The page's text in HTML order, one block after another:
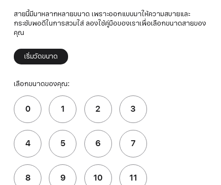
สายนี้มีมาหลากหลายขนาด เพราะออกแบบมาให้ความสบายและ
กระชับพอดีในการสวมใส่ ลองใช้คู่มือของเราเพื่อเลือกขนาดสายของ
คุณ
เริ่มวัดขนาด
เลือกขนาดของคุณ:
0 1 2 3
4 5 6 7
8 9 10 11